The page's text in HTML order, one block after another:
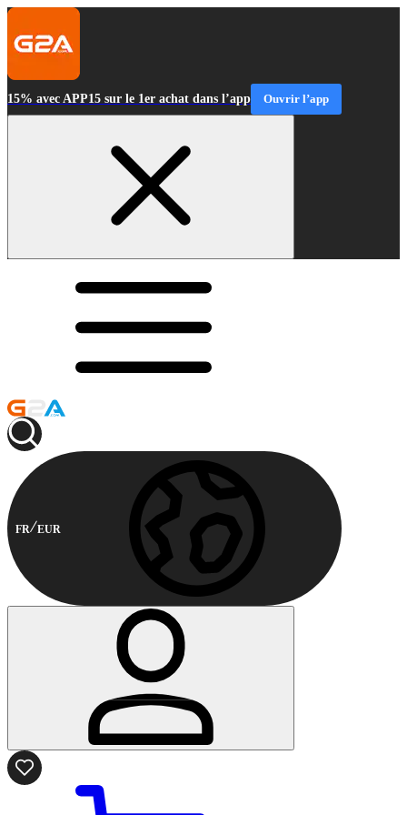
15% avec APP15 sur le 1er achat dans l’app Ouvrir l’app
FR EUR